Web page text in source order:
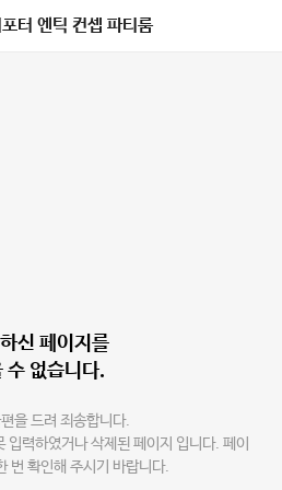
터 엔틱 컨셉 파티룸
신 페이지를
수 없습니다.
을 드려 죄송합니다.
입력하였거나 삭제된 페이지 입니다. 페이
번 확인해 주시기 바랍니다.